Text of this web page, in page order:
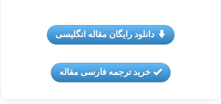
دانلود رایگان مقاله انگلیسی
خرید ترجمه فارسی مقاله